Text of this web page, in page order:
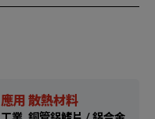
應用 散熱材料